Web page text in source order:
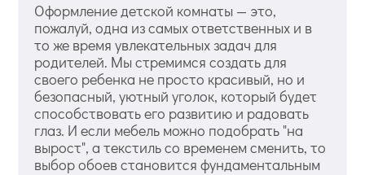
Оформление детской комнаты — это,
пожалуй, одна из самых ответственных и в
то же время увлекательных задач для
родителей. Мы стремимся создать для
своего ребенка не просто красивый, но и
безопасный, уютный уголок, который будет
способствовать его развитию и радовать
глаз. И если мебель можно подобрать "на
вырост", а текстиль со временем сменить, то
выбор обоев становится фундаментальным